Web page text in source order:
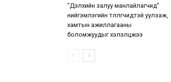
“Дэлхийн залуу манлайлагчид”
нийгэмлэгийн төлөөлөгчидтэй уулзаж,
хамтын ажиллагааны
боломжуудыг хэлэлцжээ